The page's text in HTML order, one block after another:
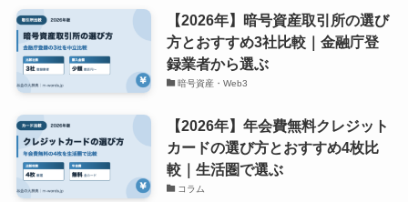
【2026年】暗号資産取引所の選び
方とおすすめ3社比較｜金融庁登
録業者から選ぶ
暗号資産・Web3
【2026年】年会費無料クレジット
カードの選び方とおすすめ4枚比
較｜生活圏で選ぶ
コラム